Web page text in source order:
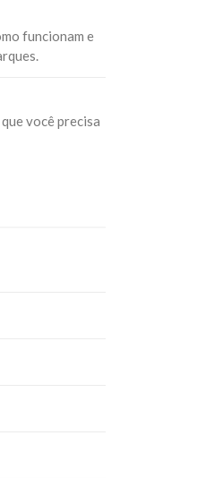
funcionam e
você precisa